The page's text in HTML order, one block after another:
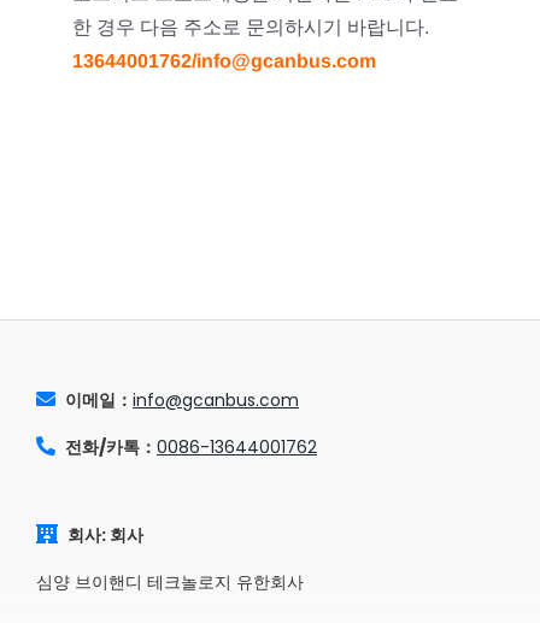
한 경우 다음 주소로 문의하시기 바랍니다.
13644001762/info@gcanbus.com
이메일： info@gcanbus.com
전화/카톡： 0086-13644001762
회사: 회사
심양 브이핸디 테크놀로지 유한회사